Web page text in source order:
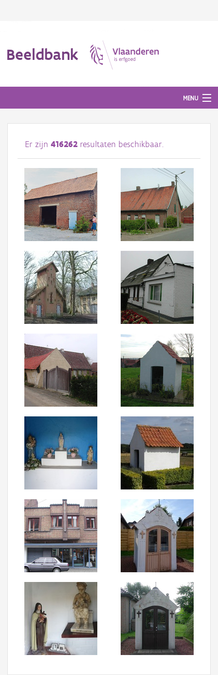
Beeldbank
MENU
Afbeeldingen
#BeeldIndeKijker
Hergebruik
Over ons
Aanmelden
Er zijn 416262 resultaten beschikbaar.